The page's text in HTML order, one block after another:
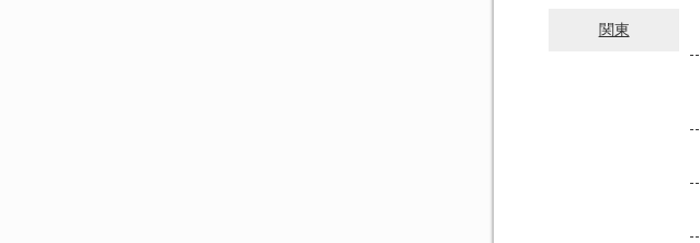
関東